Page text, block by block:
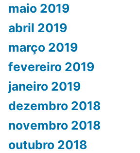
maio 2019
abril 2019
março 2019
fevereiro 2019
janeiro 2019
dezembro 2018
novembro 2018
outubro 2018